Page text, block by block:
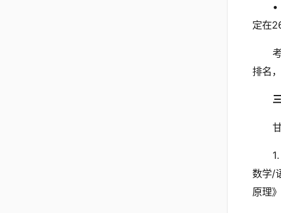
•
定在
排名
1.
数学/
原理